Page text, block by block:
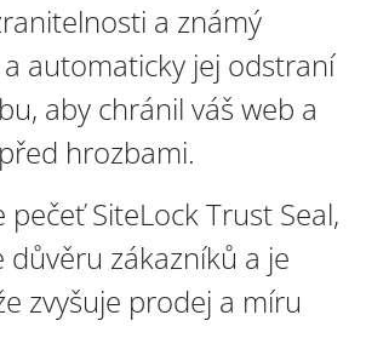
a známý
automaticky jej odstraní
aby chránil váš web a
hrozbami.
pečeť SiteLock Trust Seal,
zákazníků a je
zvyšuje prodej a míru